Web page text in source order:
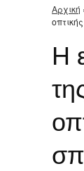
Αρχική ›
Η